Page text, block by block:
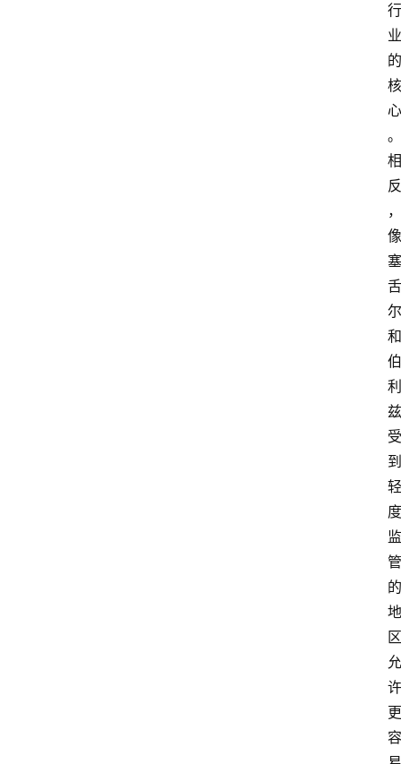
行
业
的
核
心
。
相
反
，
像
塞
舌
尔
和
伯
利
兹
受
到
轻
度
监
管
的
地
区
允
许
更
容